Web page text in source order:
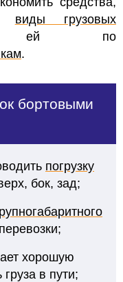
виды грузовых
ей по
.
бортовыми
погрузку
бок, зад;
хорошую
в пути;